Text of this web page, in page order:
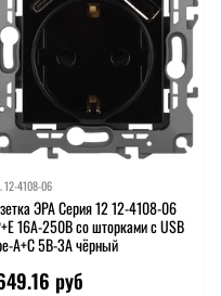
12-4108-06
ЭРА Серия 12 12-4108-06
16A-250В со шторками с USB
A+C 5В-3А чёрный
руб